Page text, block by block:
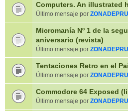
Computers. An illustrated
Último mensaje por
Micromanía Nº 1 de la
aniversario (revista)
Último mensaje por
Tentaciones Retro en el
Último mensaje por
Commodore 64 Exposed
Último mensaje por